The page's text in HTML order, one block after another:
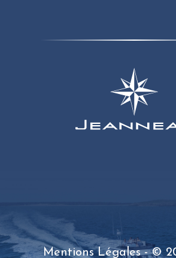
Mentions Légales- ©